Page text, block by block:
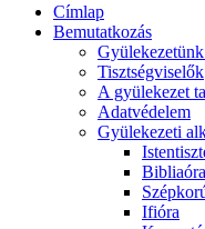
Címlap
Bemutatkozás
Tisztségviselők
A gyülekezet
Adatvédelem
Gyülekezeti
Bibliaóra
Ifióra